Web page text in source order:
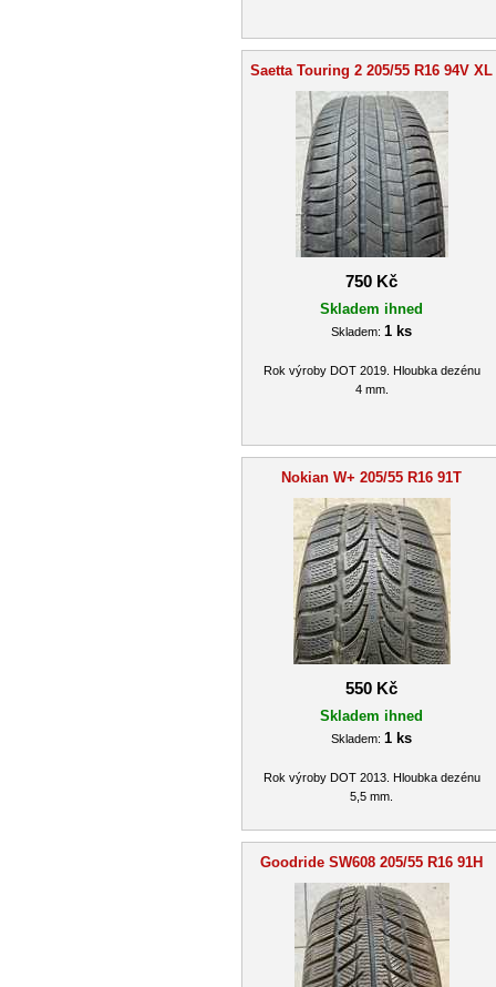
Saetta Touring 2 205/55 R16 94V XL
750 Kč
Skladem ihned
Skladem: 1 ks
Rok výroby DOT 2019. Hloubka dezénu
4 mm.
Nokian W+ 205/55 R16 91T
550 Kč
Skladem ihned
Skladem: 1 ks
Rok výroby DOT 2013. Hloubka dezénu
5,5 mm.
Goodride SW608 205/55 R16 91H